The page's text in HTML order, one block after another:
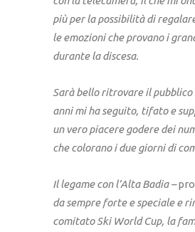
più per la possibilità di
le emozioni che provano i
durante la discesa.
Sarà bello ritrovare il
anni mi ha seguito, tifato e
un vero piacere godere dei
che colorano i due giorni di
Il legame con l’Alta Badia –
da sempre forte e speciale e
comitato Ski World Cup, la